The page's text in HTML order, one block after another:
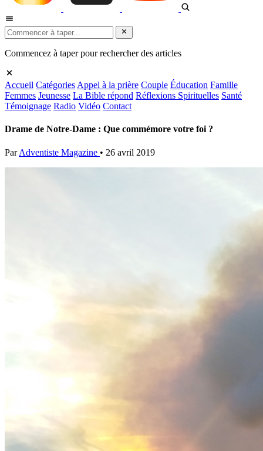
Commencez à taper pour rechercher des articles
Accueil Catégories Appel à la prière Couple Éducation Famille
Femmes Jeunesse La Bible répond Réflexions Spirituelles Santé
Témoignage Radio Vidéo Contact
Drame de Notre-Dame : Que commémore votre foi ?
Par Adventiste Magazine • 26 avril 2019